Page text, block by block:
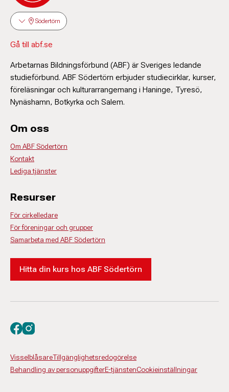
Södertörn
Gå till abf.se
Arbetarnas Bildningsförbund (ABF) är Sveriges ledande
studieförbund. ABF Södertörn erbjuder studiecirklar, kurser,
föreläsningar och kulturarrangemang i Haninge, Tyresö,
Nynäshamn, Botkyrka och Salem.
Om oss
Om ABF Södertörn
Kontakt
Lediga tjänster
Resurser
För cirkelledare
För föreningar och grupper
Samarbeta med ABF Södertörn
Hitta din kurs hos ABF Södertörn
VisselblåsareTillgänglighetsredogörelse
Behandling av personuppgifterE-tjänstenCookieinställningar
Besök oss på facebook
Besök oss på instagram